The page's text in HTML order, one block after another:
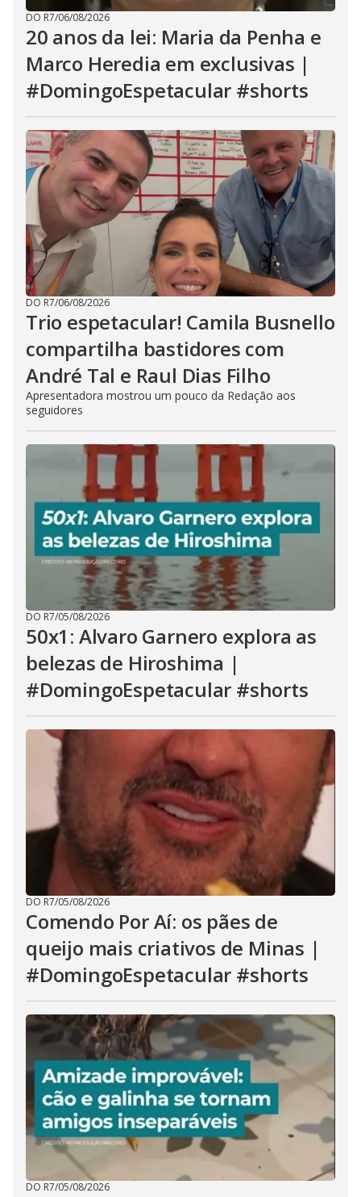
DO R7/06/08/2026
20 anos da lei: Maria da Penha e
Marco Heredia em exclusivas |
#DomingoEspetacular #shorts
DO R7/06/08/2026
Trio espetacular! Camila Busnello
compartilha bastidores com
André Tal e Raul Dias Filho
Apresentadora mostrou um pouco da Redação aos
seguidores
DO R7/05/08/2026
50x1: Alvaro Garnero explora as
belezas de Hiroshima |
#DomingoEspetacular #shorts
DO R7/05/08/2026
Comendo Por Aí: os pães de
queijo mais criativos de Minas |
#DomingoEspetacular #shorts
DO R7/05/08/2026